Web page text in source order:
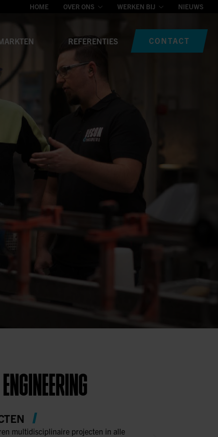
HOME OVER ONS WERKEN BIJ NIEUWS
REFERENTIES CONTACT
multidisciplinaire projecten in alle